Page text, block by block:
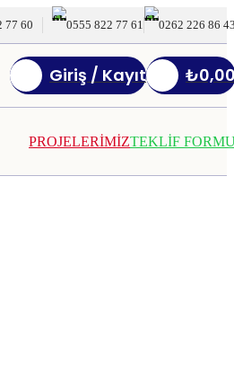
77 60 0555 822 77 61 0262 226 86
Giriş / Kayıt ₺
PROJELERİMİZTEKLİF